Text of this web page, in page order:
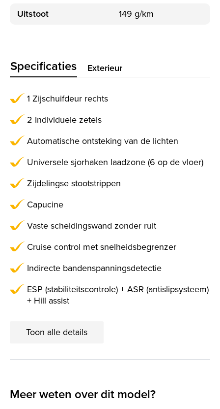
Uitstoot
149 g/km
Specificaties Exterieur
1 Zijschuifdeur rechts
2 Individuele zetels
Automatische ontsteking van de lichten
Universele sjorhaken laadzone (6 op de vloer)
Zijdelingse stootstrippen
Capucine
Vaste scheidingswand zonder ruit
Cruise control met snelheidsbegrenzer
Indirecte bandenspanningsdetectie
ESP (stabiliteitscontrole) + ASR (antislipsysteem)
+ Hill assist
Toon alle details
Meer weten over dit model?